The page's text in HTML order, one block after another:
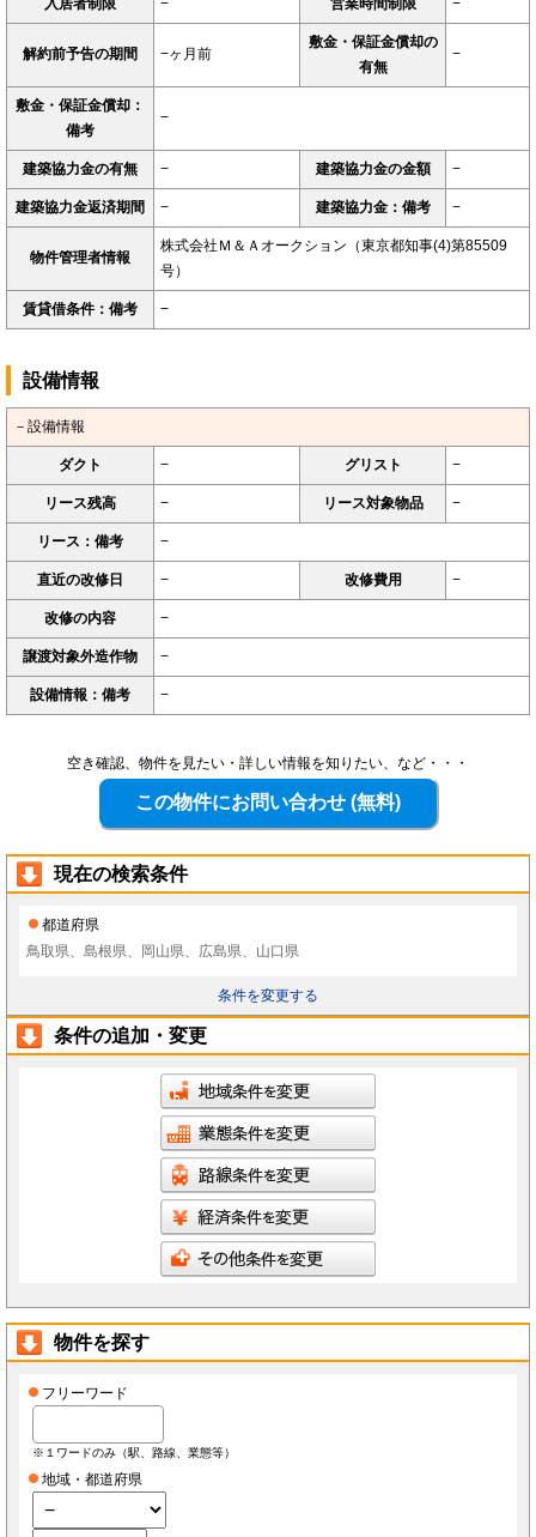
入居者制限 − 営業時間制限 −
解約前予告の期間 −ヶ月前
敷金・保証金償却の
有無
−
敷金・保証金償却：
備考
−
建築協力金の有無 − 建築協力金の金額 −
建築協力金返済期間 − 建築協力金：備考 −
物件管理者情報
株式会社Ｍ＆Ａオークション（東京都知事(4)第85509
号）
賃貸借条件：備考 −
設備情報
－設備情報
ダクト − グリスト −
リース残高 − リース対象物品 −
リース：備考 −
直近の改修日 − 改修費用 −
改修の内容 −
譲渡対象外造作物 −
設備情報：備考 −
空き確認、物件を見たい・詳しい情報を知りたい、など・・・
現在の検索条件
都道府県
鳥取県、島根県、岡山県、広島県、山口県
条件を変更する
条件の追加・変更
物件を探す
フリーワード
※１ワードのみ（駅、路線、業態等）
地域・都道府県